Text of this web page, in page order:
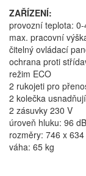
ZAŘÍZENÍ:
provozní teplota: 0-
max. pracovní
čitelný ovládací
ochrana proti
režim ECO
2 rukojeti pro
2 kolečka
2 zásuvky 230 V
úroveň hluku: 96 dB
rozměry: 746 x
váha: 65 kg